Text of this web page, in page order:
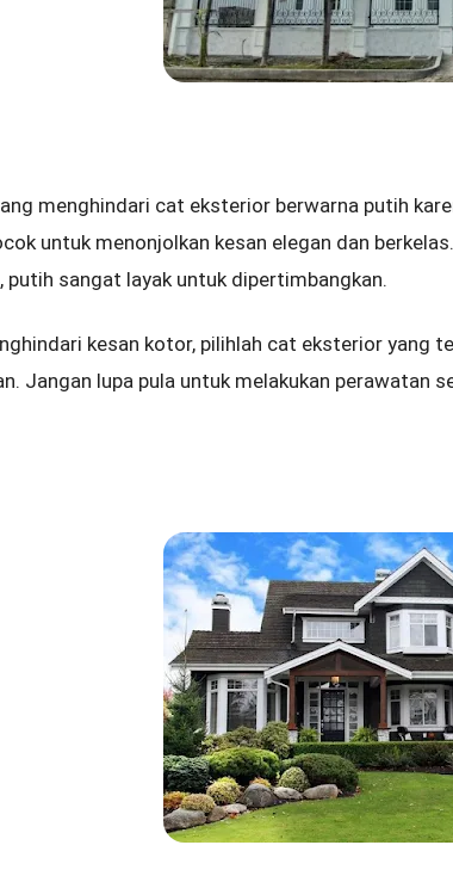
menghindari cat eksterior berwarna putih
untuk menonjolkan kesan elegan dan
putih sangat layak untuk dipertimbangkan.
kesan kotor, pilihlah cat eksterior yang
Jangan lupa pula untuk melakukan perawatan